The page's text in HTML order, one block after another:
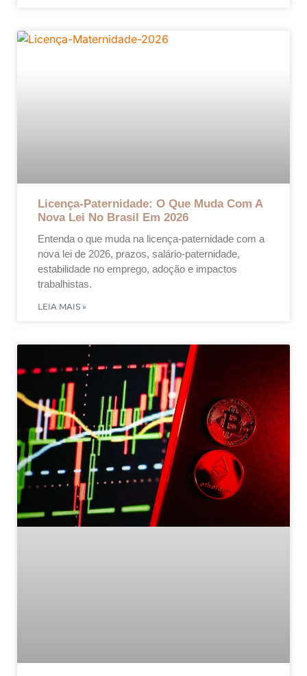
Licença-Paternidade: O Que Muda Com A
Nova Lei No Brasil Em 2026
Entenda o que muda na licença-paternidade com a
nova lei de 2026, prazos, salário-paternidade,
estabilidade no emprego, adoção e impactos
trabalhistas.
LEIA MAIS »